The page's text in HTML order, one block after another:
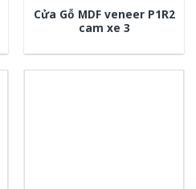
Cửa Gỗ MDF veneer P1R2
cam xe 3